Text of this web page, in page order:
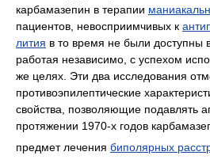
карбамазепин в терапии
пациентов, невосприимчивых к
лития в то время не были доступны
работая независимо, с успехом
же целях. Эти два исследования
противоэпилептические
свойства, позволяющие подавлять
протяжении 1970-х годов
предмет лечения биполярных